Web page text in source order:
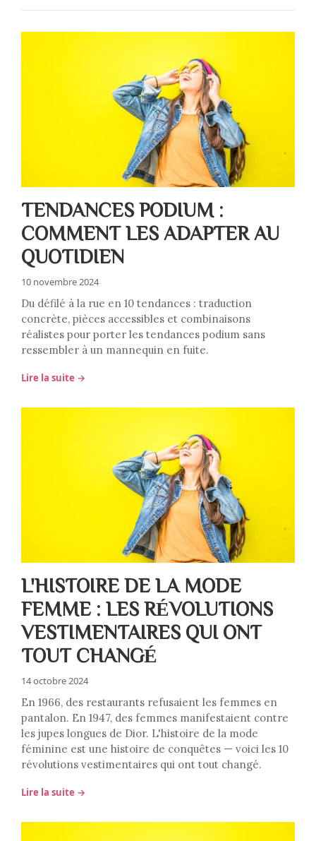
TENDANCES PODIUM :
COMMENT LES ADAPTER AU
QUOTIDIEN
10 novembre 2024
Du défilé à la rue en 10 tendances : traduction
concrète, pièces accessibles et combinaisons
réalistes pour porter les tendances podium sans
ressembler à un mannequin en fuite.
Lire la suite →
L'HISTOIRE DE LA MODE
FEMME : LES RÉVOLUTIONS
VESTIMENTAIRES QUI ONT
TOUT CHANGÉ
14 octobre 2024
En 1966, des restaurants refusaient les femmes en
pantalon. En 1947, des femmes manifestaient contre
les jupes longues de Dior. L'histoire de la mode
féminine est une histoire de conquêtes — voici les 10
révolutions vestimentaires qui ont tout changé.
Lire la suite →